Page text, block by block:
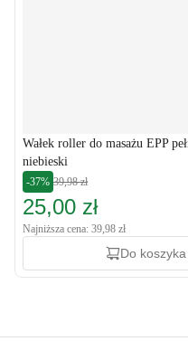
Wałek roller do masażu EPP
niebieski
-37% 39,98 zł
25,00 zł
Najniższa cena: 39,98 zł
Do koszyka